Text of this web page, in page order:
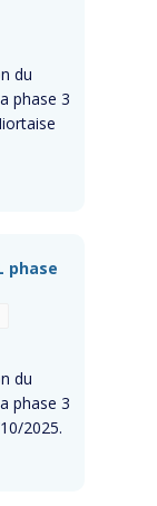
du
phase 3
phase
du
phase 3
2025.